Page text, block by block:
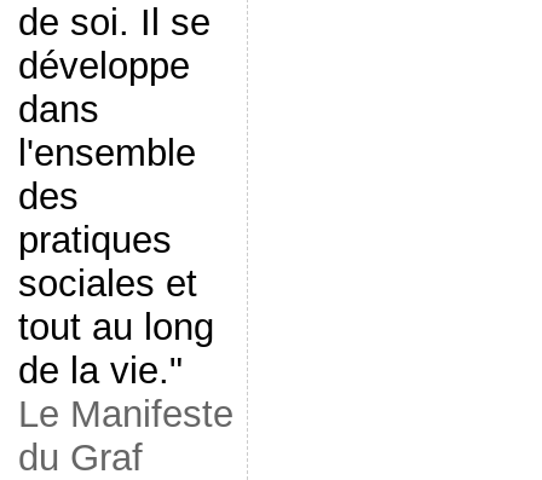
de soi. Il se
développe
dans
l'ensemble
des
pratiques
sociales et
tout au long
de la vie."
Le Manifeste
du Graf